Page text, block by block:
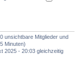
unsichtbare Mitglieder und
Minuten)
2025 - 20:03 gleichzeitig